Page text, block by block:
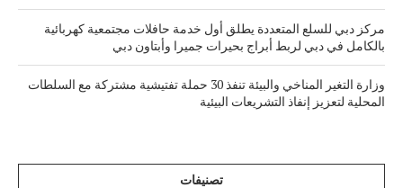
مركز دبي للسلع المتعددة يطلق أول خدمة حافلات مجتمعية كهربائية
بالكامل في دبي لربط أبراج بحيرات جميرا وأبتاون دبي
وزارة التغير المناخي والبيئة تنفذ 30 حملة تفتيشية مشتركة مع السلطات
المحلية لتعزيز إنفاذ التشريعات البيئية
تصنيفات